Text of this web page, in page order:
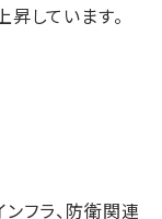
しています。
フラ、防衛関連